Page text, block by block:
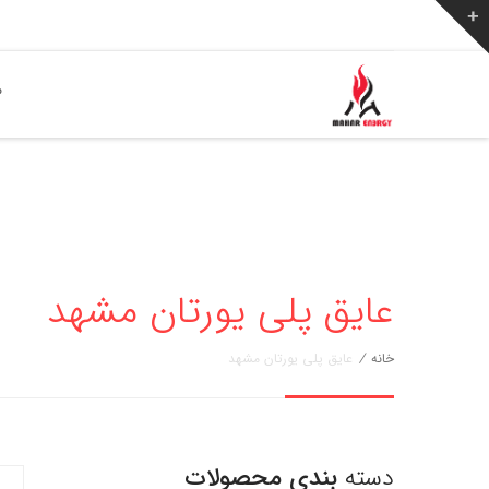
عایق پلی یورتان مشهد
خانه / عایق پلی یورتان مشهد
دسته بندی محصولات